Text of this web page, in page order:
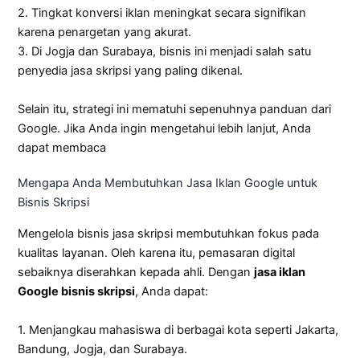
2. Tingkat konversi iklan meningkat secara signifikan
karena penargetan yang akurat.
3. Di Jogja dan Surabaya, bisnis ini menjadi salah satu
penyedia jasa skripsi yang paling dikenal.
Selain itu, strategi ini mematuhi sepenuhnya panduan dari
Google. Jika Anda ingin mengetahui lebih lanjut, Anda
dapat membaca
Mengapa Anda Membutuhkan Jasa Iklan Google untuk
Bisnis Skripsi
Mengelola bisnis jasa skripsi membutuhkan fokus pada
kualitas layanan. Oleh karena itu, pemasaran digital
sebaiknya diserahkan kepada ahli. Denganjasa iklan
Google bisnis skripsi, Anda dapat:
1. Menjangkau mahasiswa di berbagai kota seperti Jakarta,
Bandung, Jogja, dan Surabaya.